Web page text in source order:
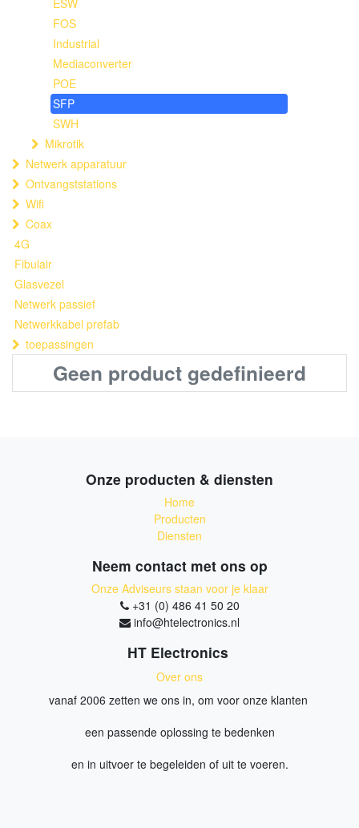
ESW
FOS
Industrial
Mediaconverter
POE
SFP
SWH
Mikrotik
Netwerk apparatuur
Ontvangststations
Wifi
Coax
4G
Fibulair
Glasvezel
Netwerk passief
Netwerkkabel prefab
toepassingen
Geen product gedefinieerd
Onze producten & diensten
Home
Producten
Diensten
Neem contact met ons op
Onze Adviseurs staan voor je klaar
+31 (0) 486 41 50 20
info@htelectronics.nl
HT Electronics
Over ons
vanaf 2006 zetten we ons in, om voor onze klanten
een passende oplossing te bedenken
en in uitvoer te begeleiden of uit te voeren.